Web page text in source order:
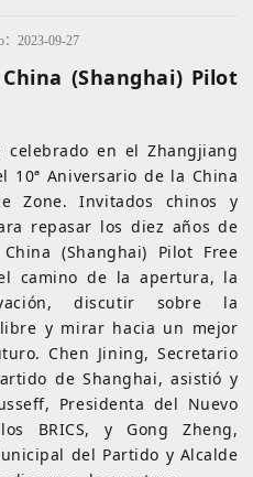
：2023-09-27
(Shanghai) Pilot
en el Zhangjiang
10ª Aniversario de la China
Zone. Invitados chinos y
repasar los diez años de
(Shanghai) Pilot Free
camino de la apertura, la
discutir sobre la
y mirar hacia un mejor
Chen Jining, Secretario
de Shanghai, asistió y
Presidenta del Nuevo
BRICS, y Gong Zheng,
del Partido y Alcalde